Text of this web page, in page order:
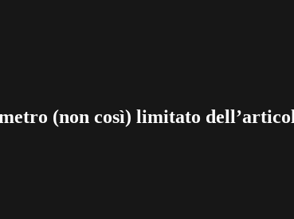
(non così) limitato